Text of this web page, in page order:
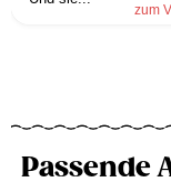
zum
Passende